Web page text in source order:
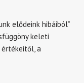
elődeink hibáiból”
keleti
a